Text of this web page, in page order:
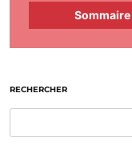
Sommaire
RECHERCHER